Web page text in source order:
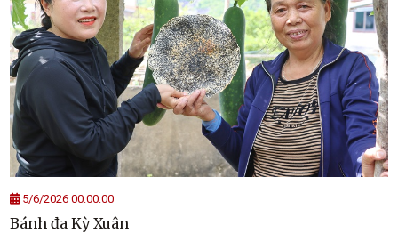
5/6/2026 00:00:00
Bánh đa Kỳ Xuân